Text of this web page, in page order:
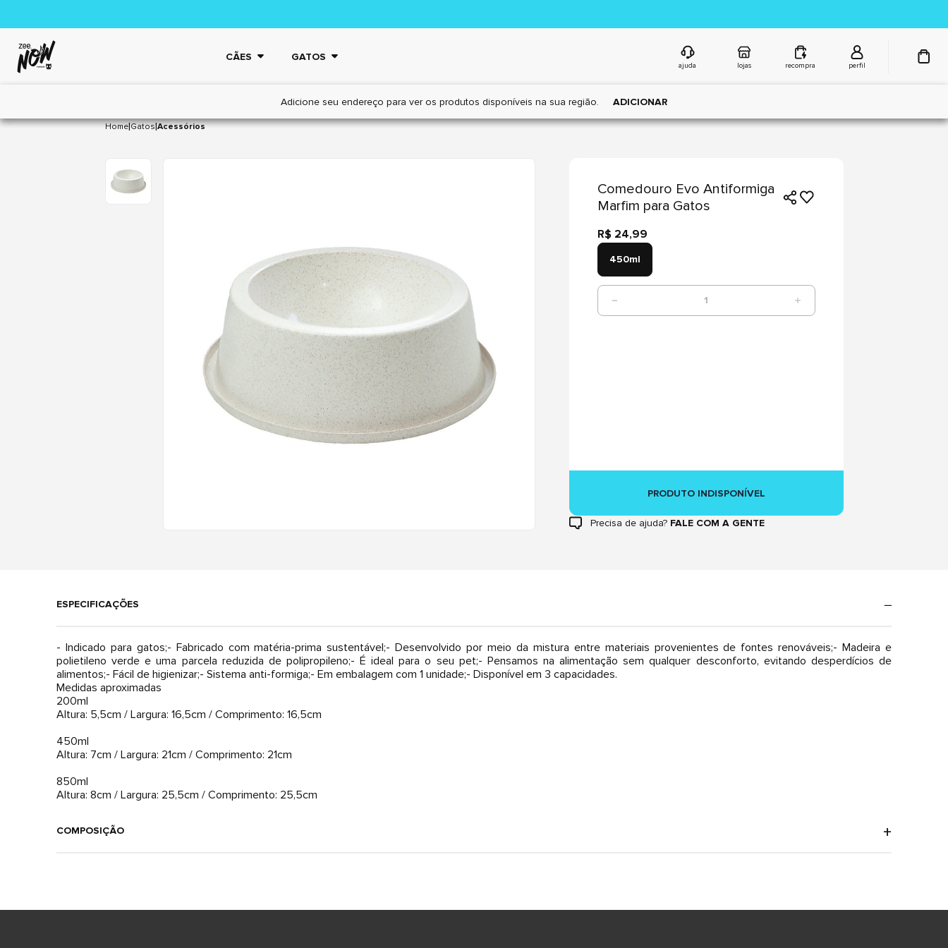
CÃES GATOS
ajuda lojas recompra perfil
Adicione seu endereço para ver os produtos disponíveis na sua região. ADICIONAR
Home|Gatos|Acessórios
Comedouro Evo Antiformiga
Marfim para Gatos
R$ 24,99
450ml
1
PRODUTO INDISPONÍVEL
Precisa de ajuda? FALE COM A GENTE
ESPECIFICAÇÕES
- Indicado para gatos;- Fabricado com matéria-prima sustentável;- Desenvolvido por meio da mistura entre materiais provenientes de fontes renováveis;- Madeira e
polietileno verde e uma parcela reduzida de polipropileno;- É ideal para o seu pet;- Pensamos na alimentação sem qualquer desconforto, evitando desperdícios de
alimentos;- Fácil de higienizar;- Sistema anti-formiga;- Em embalagem com 1 unidade;- Disponível em 3 capacidades.
Medidas aproximadas
200ml
Altura: 5,5cm / Largura: 16,5cm / Comprimento: 16,5cm
450ml
Altura: 7cm / Largura: 21cm / Comprimento: 21cm
850ml
Altura: 8cm / Largura: 25,5cm / Comprimento: 25,5cm
COMPOSIÇÃO